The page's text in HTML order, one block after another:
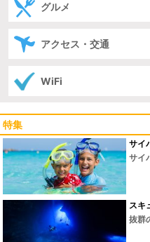
グルメ
アクセス・交通
WiFi
特集
サイ
サイ
スキ
抜群